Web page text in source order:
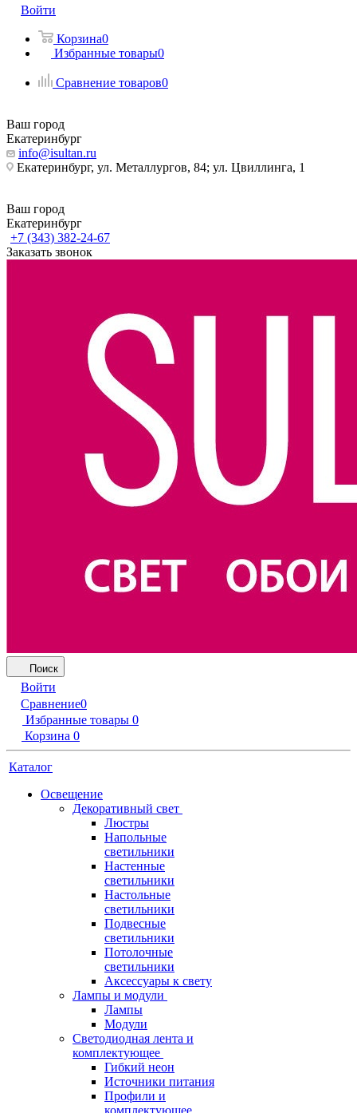
Войти
Корзина0
Избранные товары0
Сравнение товаров0
Ваш город
Екатеринбург
info@isultan.ru
Екатеринбург, ул. Металлургов, 84; ул. Цвиллинга, 1
Ваш город
Екатеринбург
+7 (343) 382-24-67
Заказать звонок
Поиск
Войти
Сравнение0
Избранные товары 0
Корзина 0
Каталог
Освещение
Декоративный свет
Люстры
Напольные
светильники
Настенные
светильники
Настольные
светильники
Подвесные
светильники
Потолочные
светильники
Аксессуары к свету
Лампы и модули
Лампы
Модули
Светодиодная лента и
комплектующее
Гибкий неон
Источники питания
Профили и
комплектующее